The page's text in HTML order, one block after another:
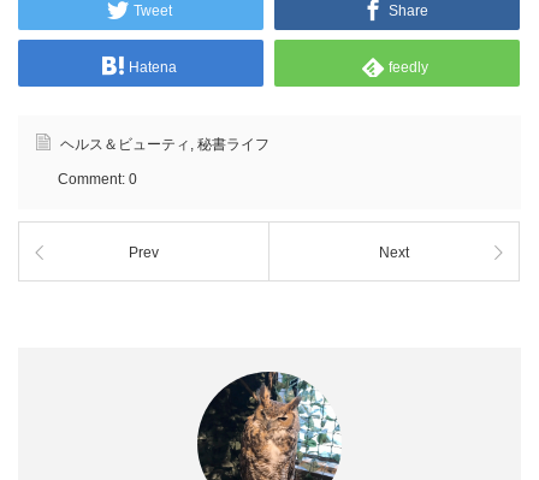
Tweet Share
Hatena feedly
ヘルス＆ビューティ , 秘書ライフ
Comment: 0
Prev Next